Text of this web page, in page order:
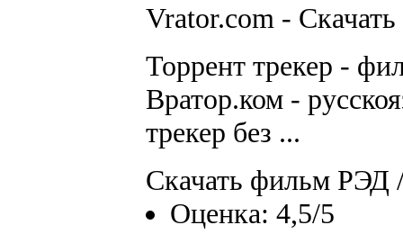
Vrator.com -
Торрент трекер -
Вратор.ком -
трекер без ...
Скачать фильм РЭД
Оценка: 4,5/5